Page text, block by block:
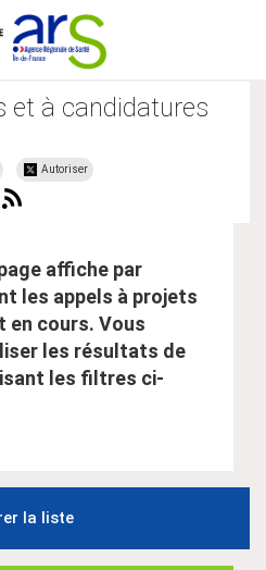
et à candidatures
Autoriser
affiche par
les appels à projets
cours. Vous
les résultats de
les filtres ci-
la liste